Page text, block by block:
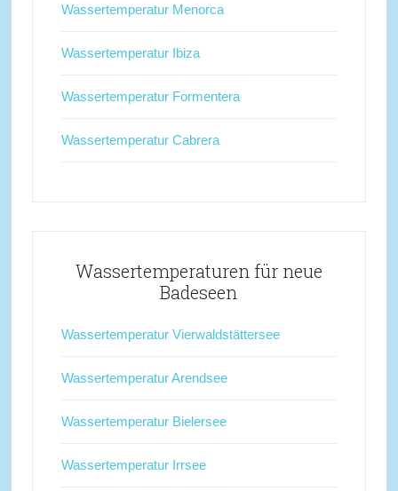
Wassertemperatur Menorca
Wassertemperatur Ibiza
Wassertemperatur Formentera
Wassertemperatur Cabrera
Wassertemperaturen für neue
Badeseen
Wassertemperatur Vierwaldstättersee
Wassertemperatur Arendsee
Wassertemperatur Bielersee
Wassertemperatur Irrsee